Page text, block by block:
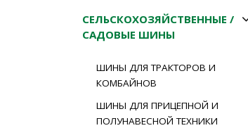
СЕЛЬСКОХОЗЯЙСТВЕННЫЕ /
САДОВЫЕ ШИНЫ
ШИНЫ ДЛЯ ТРАКТОРОВ И
КОМБАЙНОВ
ШИНЫ ДЛЯ ПРИЦЕПНОЙ И
ПОЛУНАВЕСНОЙ ТЕХНИКИ